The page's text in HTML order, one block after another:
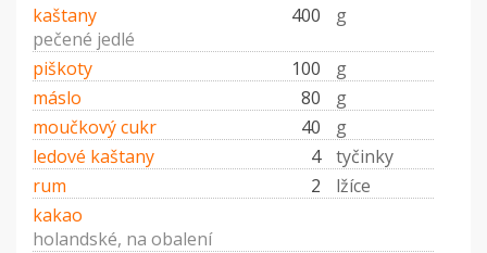
kaštany 400
g
pečené jedlé
piškoty
100
g
máslo
80
g
moučkový cukr
40
g
ledové kaštany
4
tyčinky
rum
2
lžíce
kakao
holandské, na obalení